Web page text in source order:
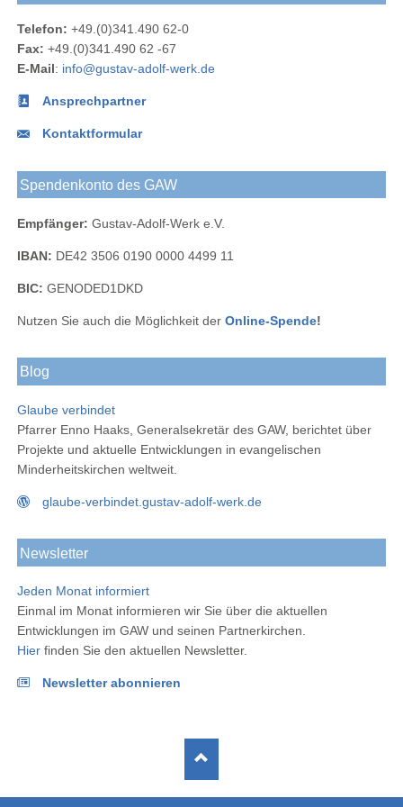
Telefon: +49.(0)341.490 62-0
Fax: +49.(0)341.490 62 -67
E-Mail: info@gustav-adolf-werk.de
Ansprechpartner
Kontaktformular
Spendenkonto des GAW
Empfänger: Gustav-Adolf-Werk e.V.
IBAN: DE42 3506 0190 0000 4499 11
BIC: GENODED1DKD
Nutzen Sie auch die Möglichkeit der Online-Spende!
Blog
Glaube verbindet
Pfarrer Enno Haaks, Generalsekretär des GAW, berichtet über
Projekte und aktuelle Entwicklungen in evangelischen
Minderheitskirchen weltweit.
glaube-verbindet.gustav-adolf-werk.de
Newsletter
Jeden Monat informiert
Einmal im Monat informieren wir Sie über die aktuellen
Entwicklungen im GAW und seinen Partnerkirchen.
Hierfinden Sie den aktuellen Newsletter.
Newsletter abonnieren